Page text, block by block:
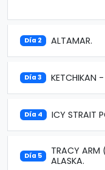
Día 2 ALTAMAR.
Día 3 KETCHIKAN
Día 4 ICY STRAIT
Día 5
TRACY ARM
ALASKA.